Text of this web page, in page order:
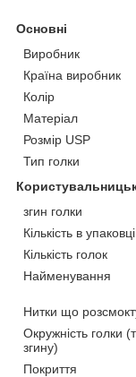
Основні
Виробник
Країна виробник
Колір
Матеріал
Розмір USP
Тип голки
згин голки
Кількість в упаковці
Кількість голок
Найменування
Нитки що
Окружність голки
згину)
Покриття